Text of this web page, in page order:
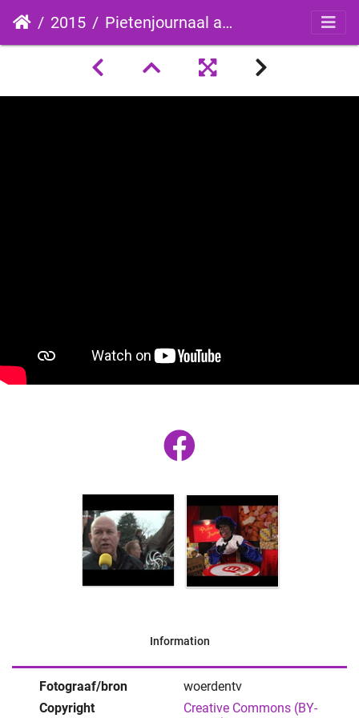
2015 Pietenjournaal aflevering 1
Information
Fotograaf/bron
woerdentv
Copyright
Creative Commons (BY-